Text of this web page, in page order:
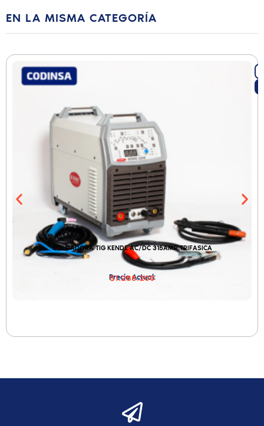
EN LA MISMA CATEGORÍA
SOLDADORA TIG KENDE AC/DC 315AMP TRIFASICA
Precio Actual:
$1.285.200